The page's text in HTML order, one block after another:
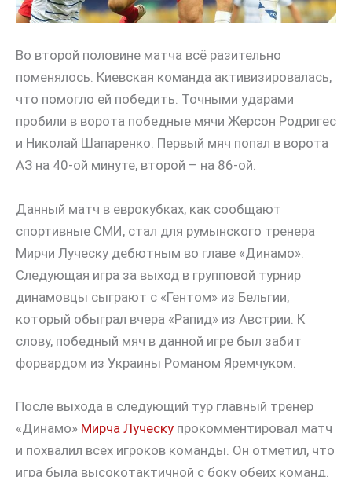
Во второй половине матча всё разительно
поменялось. Киевская команда активизировалась,
что помогло ей победить. Точными ударами
пробили в ворота победные мячи Жерсон Родригес
и Николай Шапаренко. Первый мяч попал в ворота
АЗ на 40-ой минуте, второй – на 86-ой.
Данный матч в еврокубках, как сообщают
спортивные СМИ, стал для румынского тренера
Мирчи Луческу дебютным во главе «Динамо».
Следующая игра за выход в групповой турнир
динамовцы сыграют с «Гентом» из Бельгии,
который обыграл вчера «Рапид» из Австрии. К
слову, победный мяч в данной игре был забит
форвардом из Украины Романом Яремчуком.
После выхода в следующий тур главный тренер
«Динамо» Мирча Луческу прокомментировал матч
и похвалил всех игроков команды. Он отметил, что
игра была высокотактичной с боку обеих команд.